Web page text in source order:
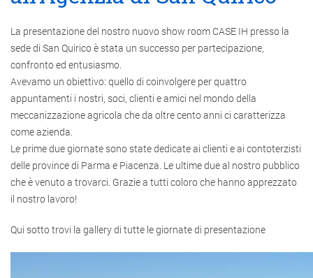
La presentazione del nostro nuovo show room CASE IH presso la
sede di San Quirico è stata un successo per partecipazione,
confronto ed entusiasmo.
Avevamo un obiettivo: quello di coinvolgere per quattro
appuntamenti i nostri, soci, clienti e amici nel mondo della
meccanizzazione agricola che da oltre cento anni ci caratterizza
come azienda.
Le prime due giornate sono state dedicate ai clienti e ai contoterzisti
delle province di Parma e Piacenza. Le ultime due al nostro pubblico
che è venuto a trovarci. Grazie a tutti coloro che hanno apprezzato
il nostro lavoro!
Qui sotto trovi la gallery di tutte le giornate di presentazione